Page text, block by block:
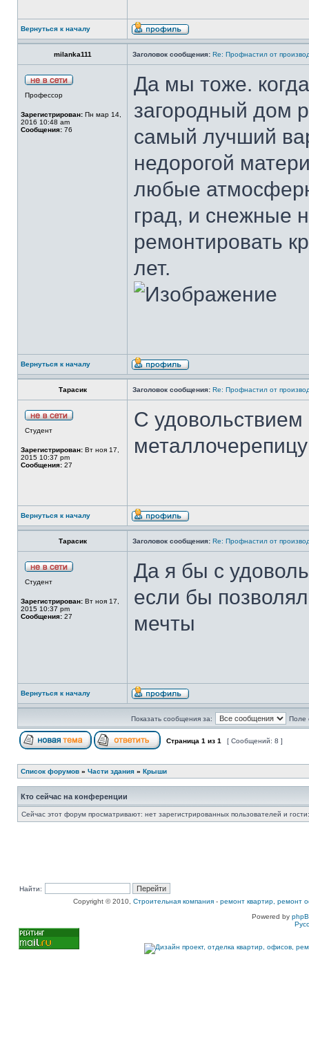
Вернуться к началу
milanka111 Заголовок сообщения: Re: Профнастил от
Профессор
Зарегистрирован: Пн мар 14,
2016 10:48 am
Сообщения: 76
Да мы тоже.
загородный дом
самый лучший
недорогой
любые
град, и снежные
ремонтировать
лет.
Вернуться к началу
Тарасик Заголовок сообщения: Re: Профнастил от
Студент
Зарегистрирован: Вт ноя 17,
2015 10:37 pm
Сообщения: 27
С
Вернуться к началу
Тарасик Заголовок сообщения: Re: Профнастил от
Студент
Зарегистрирован: Вт ноя 17,
2015 10:37 pm
Сообщения: 27
Да я бы с
если бы
мечты
Вернуться к началу
Показать сообщения за: Поле
Страница 1 из 1 [ Сообщений: 8 ]
Список форумов » Части здания » Крыши
Кто сейчас на конференции
Сейчас этот форум просматривают: нет зарегистрированных пользователей и
Найти:
Copyright © 2010, Строительная компания - ремонт квартир, ремонт
Powered by